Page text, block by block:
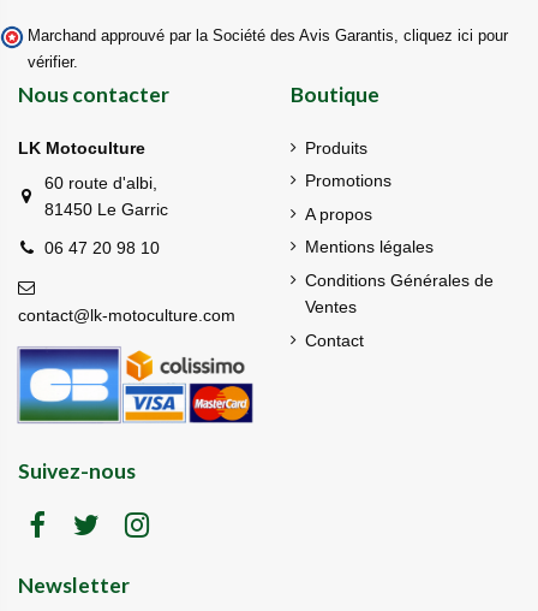
Marchand approuvé par la Société des Avis Garantis, cliquez ici pour
vérifier.
Nous contacter
LK Motoculture
60 route d'albi,
81450 Le Garric
06 47 20 98 10
contact@lk-motoculture.com
Boutique
Produits
Promotions
A propos
Mentions légales
Conditions Générales de
Ventes
Contact
Suivez-nous
Newsletter